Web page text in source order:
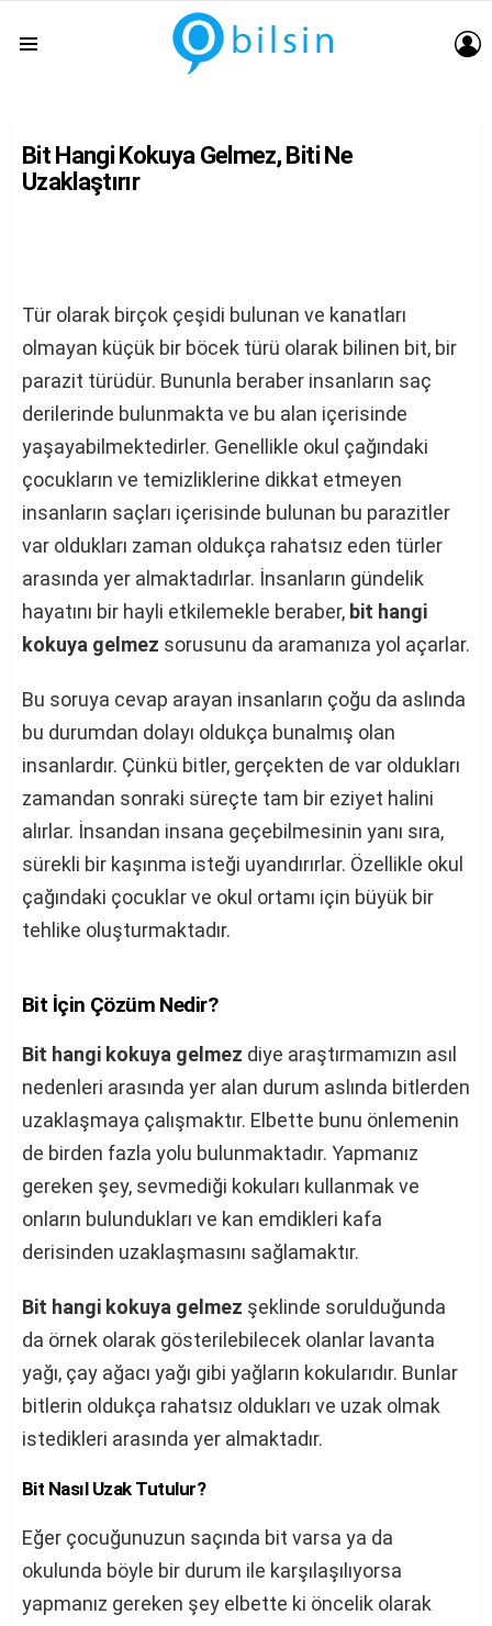
Bit Hangi Kokuya Gelmez, Biti Ne
Uzaklaştırır
Tür olarak birçok çeşidi bulunan ve kanatları
olmayan küçük bir böcek türü olarak bilinen bit, bir
parazit türüdür. Bununla beraber insanların saç
derilerinde bulunmakta ve bu alan içerisinde
yaşayabilmektedirler. Genellikle okul çağındaki
çocukların ve temizliklerine dikkat etmeyen
insanların saçları içerisinde bulunan bu parazitler
var oldukları zaman oldukça rahatsız eden türler
arasında yer almaktadırlar. İnsanların gündelik
hayatını bir hayli etkilemekle beraber, bit hangi
kokuya gelmez sorusunu da aramanıza yol açarlar.
Bu soruya cevap arayan insanların çoğu da aslında
bu durumdan dolayı oldukça bunalmış olan
insanlardır. Çünkü bitler, gerçekten de var oldukları
zamandan sonraki süreçte tam bir eziyet halini
alırlar. İnsandan insana geçebilmesinin yanı sıra,
sürekli bir kaşınma isteği uyandırırlar. Özellikle okul
çağındaki çocuklar ve okul ortamı için büyük bir
tehlike oluşturmaktadır.
Bit İçin Çözüm Nedir?
Bit hangi kokuya gelmez diye araştırmamızın asıl
nedenleri arasında yer alan durum aslında bitlerden
uzaklaşmaya çalışmaktır. Elbette bunu önlemenin
de birden fazla yolu bulunmaktadır. Yapmanız
gereken şey, sevmediği kokuları kullanmak ve
onların bulundukları ve kan emdikleri kafa
derisinden uzaklaşmasını sağlamaktır.
Bit hangi kokuya gelmez şeklinde sorulduğunda
da örnek olarak gösterilebilecek olanlar lavanta
yağı, çay ağacı yağı gibi yağların kokularıdır. Bunlar
bitlerin oldukça rahatsız oldukları ve uzak olmak
istedikleri arasında yer almaktadır.
Bit Nasıl Uzak Tutulur?
Eğer çocuğunuzun saçında bit varsa ya da
okulunda böyle bir durum ile karşılaşılıyorsa
yapmanız gereken şey elbette ki öncelik olarak